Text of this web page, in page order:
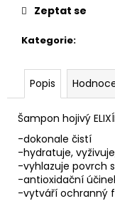
Kategorie:
Zeptat se
Popis
Šampon hojivý
-dokonale čistí
-hydratuje,
-vyhlazuje povrch
-antioxidační
-vytváří ochranný
BOTTLE
Kč